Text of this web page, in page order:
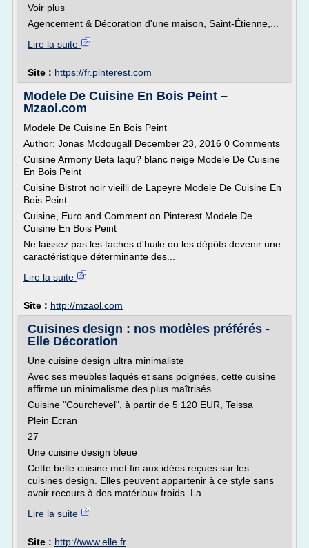
Voir plus
Agencement & Décoration d'une maison, Saint-Étienne,...
Lire la suite
Site : https://fr.pinterest.com
Modele De Cuisine En Bois Peint –
Mzaol.com
Modele De Cuisine En Bois Peint
Author: Jonas Mcdougall December 23, 2016 0 Comments
Cuisine Armony Beta laqu? blanc neige Modele De Cuisine
En Bois Peint
Cuisine Bistrot noir vieilli de Lapeyre Modele De Cuisine En
Bois Peint
Cuisine, Euro and Comment on Pinterest Modele De
Cuisine En Bois Peint
Ne laissez pas les taches d'huile ou les dépôts devenir une
caractéristique déterminante des...
Lire la suite
Site : http://mzaol.com
Cuisines design : nos modèles préférés -
Elle Décoration
Une cuisine design ultra minimaliste
Avec ses meubles laqués et sans poignées, cette cuisine
affirme un minimalisme des plus maîtrisés.
Cuisine "Courchevel", à partir de 5 120 EUR, Teissa
Plein Ecran
27
Une cuisine design bleue
Cette belle cuisine met fin aux idées reçues sur les
cuisines design. Elles peuvent appartenir à ce style sans
avoir recours à des matériaux froids. La...
Lire la suite
Site : http://www.elle.fr